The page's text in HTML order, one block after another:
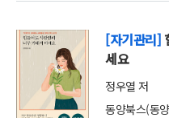
[자기관리]
세요
정우열 저
동양북스(동